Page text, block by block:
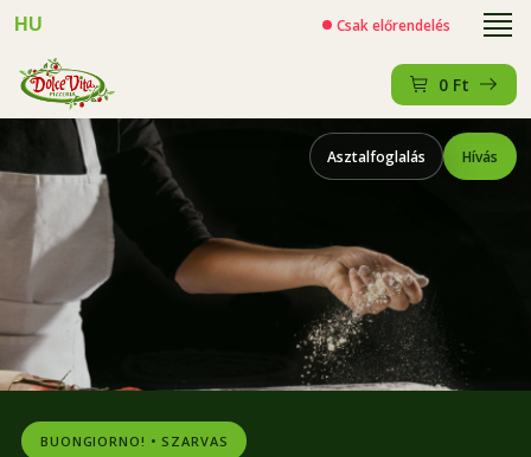
HU Csak előrendelés
0 Ft
Asztalfoglalás Hívás
BUONGIORNO! • SZARVAS